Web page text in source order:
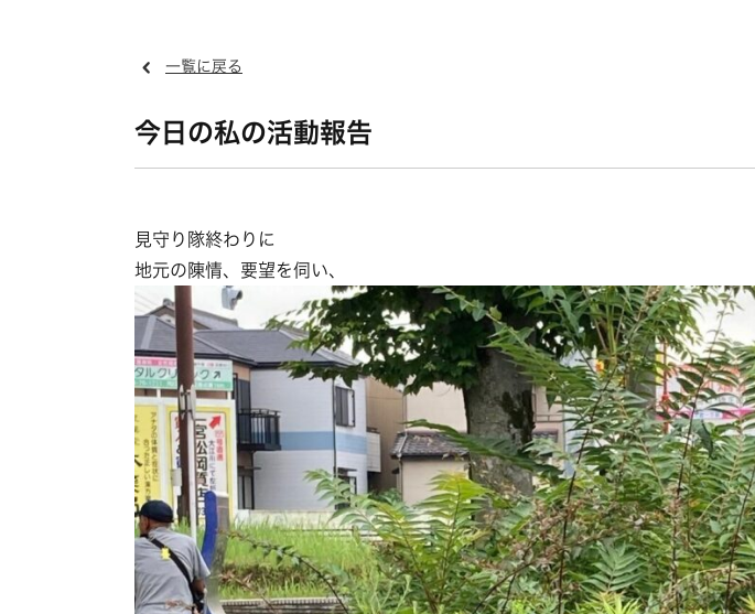
一覧に戻る
今日の私の活動報告
見守り隊終わりに
地元の陳情、要望を伺い、